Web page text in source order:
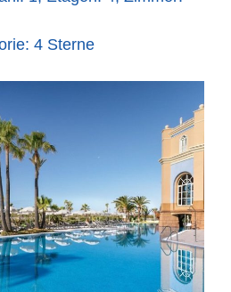
4 Sterne